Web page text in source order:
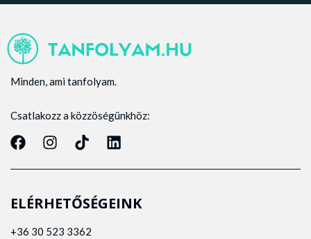
Minden, ami tanfolyam.
Csatlakozz a közzöségünkhöz:
ELÉRHETŐSÉGEINK
+36 30 523 3362